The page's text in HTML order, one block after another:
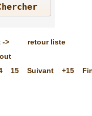
->
retour liste
15 Suivant +15